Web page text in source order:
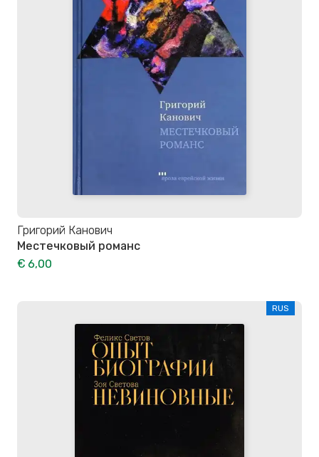
Григорий Канович
Местечковый романс
€ 6,00
RUS